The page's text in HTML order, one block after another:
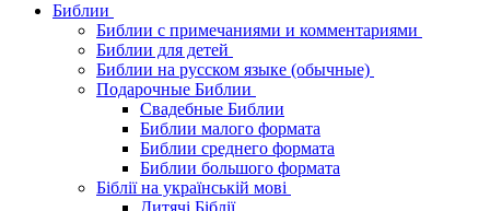
Библии
Библии с примечаниями и комментариями
Библии для детей
Библии на русском языке (обычные)
Подарочные Библии
Свадебные Библии
Библии малого формата
Библии среднего формата
Библии большого формата
Біблії на українській мові